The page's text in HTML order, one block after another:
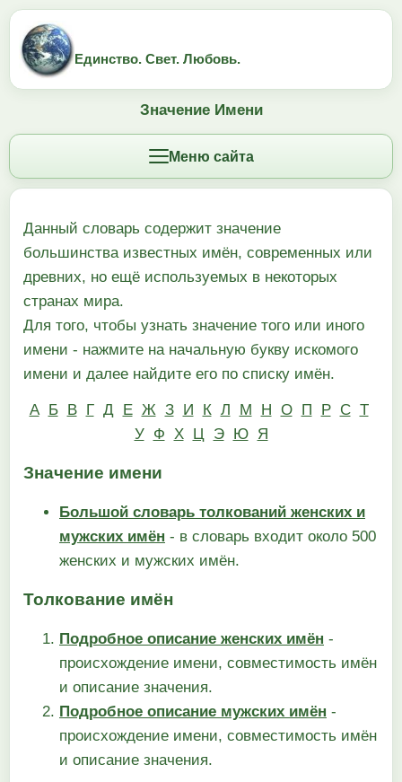
Единство. Свет. Любовь.
Значение Имени
Меню сайта
Данный словарь содержит значение
большинства известных имён, современных или
древних, но ещё используемых в некоторых
странах мира.
Для того, чтобы узнать значение того или иного
имени - нажмите на начальную букву искомого
имени и далее найдите его по списку имён.
А Б В Г Д Е Ж З И К Л М Н О П Р С Т
У
Ф Х Ц Э Ю Я
Значение имени
Большой словарь толкований женских и
мужских имён - в словарь входит около 500
женских и мужских имён.
Толкование имён
Подробное описание женских имён -
происхождение имени, совместимость имён
и описание значения.
Подробное описание мужских имён -
происхождение имени, совместимость имён
и описание значения.